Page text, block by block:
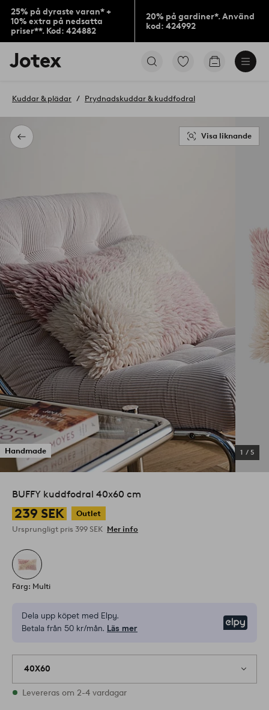
25% på dyraste varan* +
10% extra på nedsatta
priser**. Kod: 424882
20% på gardiner*. Använd
kod: 424992
Jotex
logotyp
till
Gå
produkter
Gå
Tillbaka
Kuddar & plädar Prydnadskuddar & kuddfodral
Handmade 1 / 5
Visa liknande
BUFFY kuddfodral 40x60 cm
239 SEK
Outlet
Ursprungligt pris 399 SEK Mer info
Färg: Multi
Dela upp köpet med Elpy.
Betala från 50 kr/mån. Läs mer
40X60
I lager
Levereras om 2-4 vardagar